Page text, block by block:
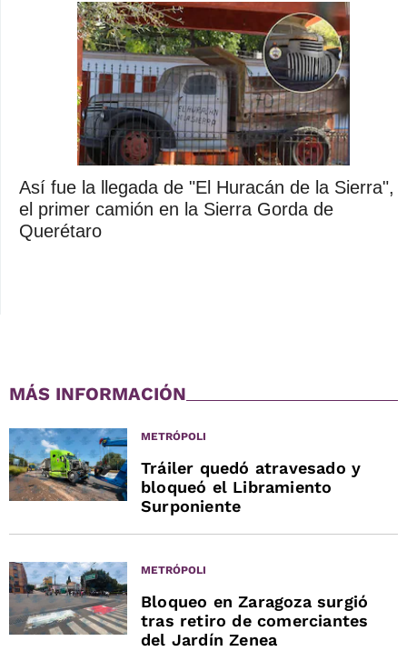
Así fue la llegada de "El Huracán de la Sierra",
el primer camión en la Sierra Gorda de
Querétaro
MÁS INFORMACIÓN
METRÓPOLI
Tráiler quedó atravesado y
bloqueó el Libramiento
Surponiente
METRÓPOLI
Bloqueo en Zaragoza surgió
tras retiro de comerciantes
del Jardín Zenea